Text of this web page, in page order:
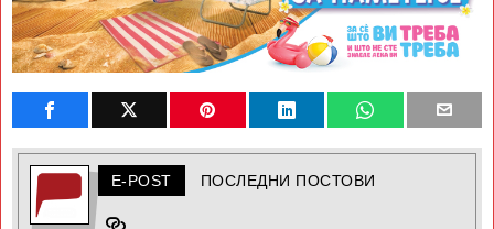
E-POST ПОСЛЕДНИ ПОСТОВИ